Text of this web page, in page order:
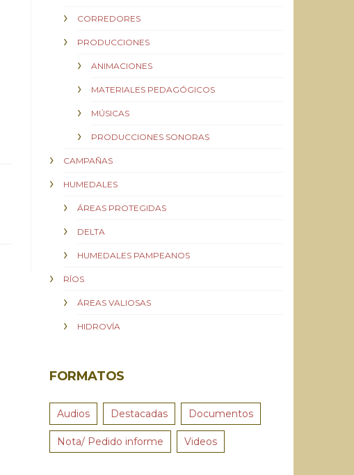
CORREDORES
PRODUCCIONES
ANIMACIONES
MATERIALES PEDAGÓGICOS
MÚSICAS
PRODUCCIONES SONORAS
CAMPAÑAS
HUMEDALES
ÁREAS PROTEGIDAS
DELTA
HUMEDALES PAMPEANOS
RÍOS
ÁREAS VALIOSAS
HIDROVÍA
FORMATOS
Audios Destacadas Documentos
Nota/ Pedido informe Videos